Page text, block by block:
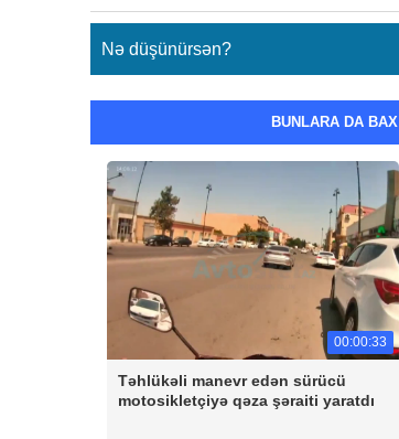
Nə düşünürsən?
BUNLARA DA BAX
00:00:33
Təhlükəli manevr edən sürücü
motosikletçiyə qəza şəraiti yaratdı